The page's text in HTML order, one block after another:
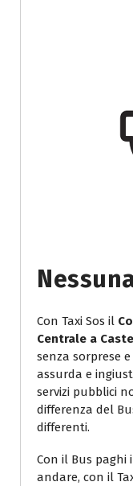
Con Taxi Sos il
Centrale a
senza sorprese
assurda e
servizi pubblici
differenza del
differenti.
Con il Bus paghi
andare, con il